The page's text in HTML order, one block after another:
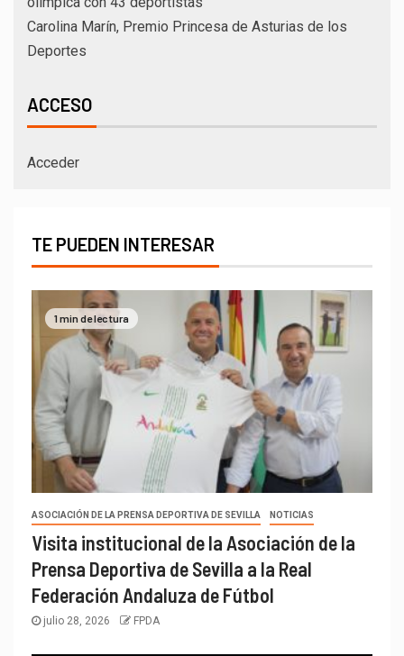
Carolina Marín, Premio Princesa de Asturias de los
Deportes
ACCESO
Acceder
TE PUEDEN INTERESAR
1 min de lectura
ASOCIACIÓN DE LA PRENSA DEPORTIVA DE SEVILLA NOTICIAS
Visita institucional de la Asociación de la
Prensa Deportiva de Sevilla a la Real
Federación Andaluza de Fútbol
julio 28, 2026 FPDA